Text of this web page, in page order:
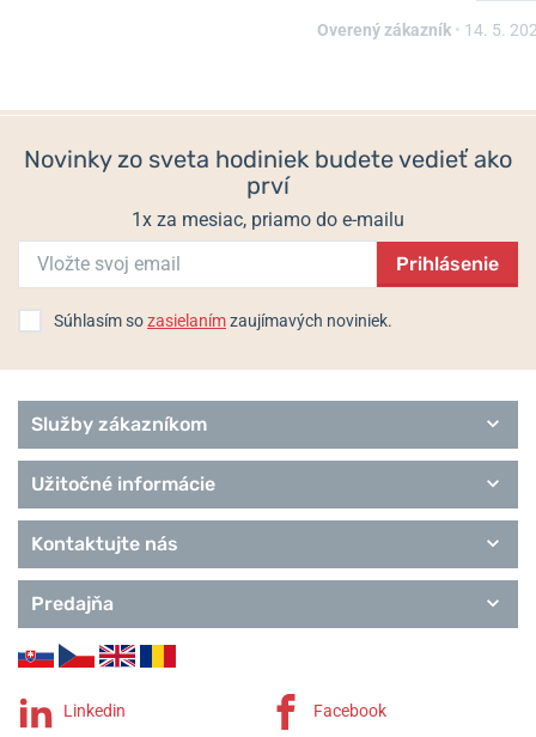
Overený zákazník • 14. 5.
Novinky zo sveta hodiniek budete vedieť ako
prví
1x za mesiac, priamo do e-mailu
Prihlásenie
Súhlasím sozasielanímzaujímavých noviniek.
Služby zákazníkom
Užitočné informácie
Kontaktujte nás
Predajňa
Linkedin Facebook